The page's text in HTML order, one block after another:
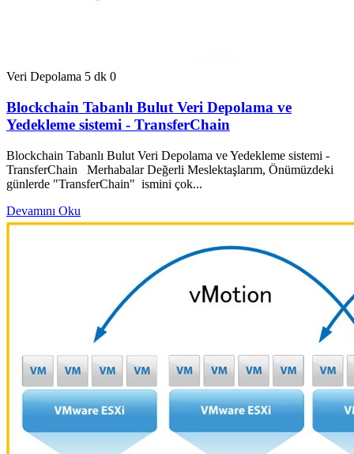
Veri Depolama 5 dk 0
Blockchain Tabanlı Bulut Veri Depolama ve
Yedekleme sistemi - TransferChain
Blockchain Tabanlı Bulut Veri Depolama ve Yedekleme sistemi -
TransferChain Merhabalar Değerli Meslektaşlarım, Önümüzdeki
günlerde "TransferChain" ismini çok...
Devamını Oku